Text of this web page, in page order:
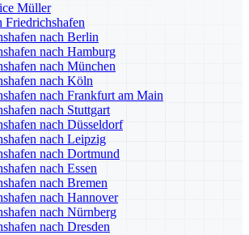
Müller
Friedrichshafen
nach Berlin
nach Hamburg
nach München
nach Köln
nach Frankfurt am Main
nach Stuttgart
nach Düsseldorf
nach Leipzig
nach Dortmund
nach Essen
nach Bremen
nach Hannover
nach Nürnberg
nach Dresden